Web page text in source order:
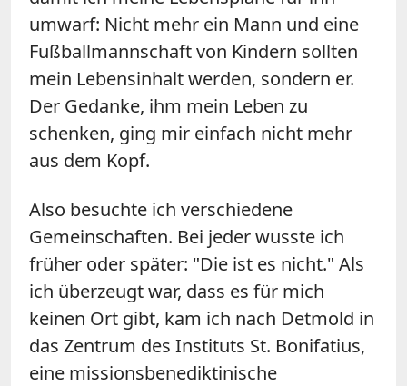
umwarf: Nicht mehr ein Mann und eine
Fußballmannschaft von Kindern sollten
mein Lebensinhalt werden, sondern er.
Der Gedanke, ihm mein Leben zu
schenken, ging mir einfach nicht mehr
aus dem Kopf.
Also besuchte ich verschiedene
Gemeinschaften. Bei jeder wusste ich
früher oder später: "Die ist es nicht." Als
ich überzeugt war, dass es für mich
keinen Ort gibt, kam ich nach Detmold in
das Zentrum des Instituts St. Bonifatius,
eine missionsbenediktinische